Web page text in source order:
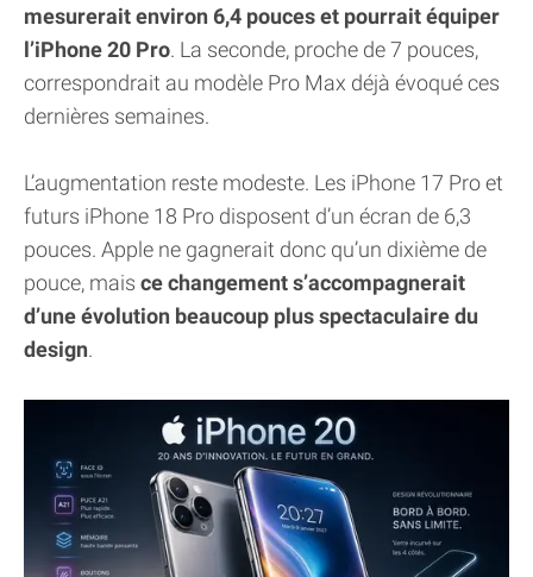
mesurerait environ 6,4 pouces et pourrait équiper
l’iPhone 20 Pro. La seconde, proche de 7 pouces,
correspondrait au modèle Pro Max déjà évoqué ces
dernières semaines.
L’augmentation reste modeste. Les iPhone 17 Pro et
futurs iPhone 18 Pro disposent d’un écran de 6,3
pouces. Apple ne gagnerait donc qu’un dixième de
pouce, mais ce changement s’accompagnerait
d’une évolution beaucoup plus spectaculaire du
design.